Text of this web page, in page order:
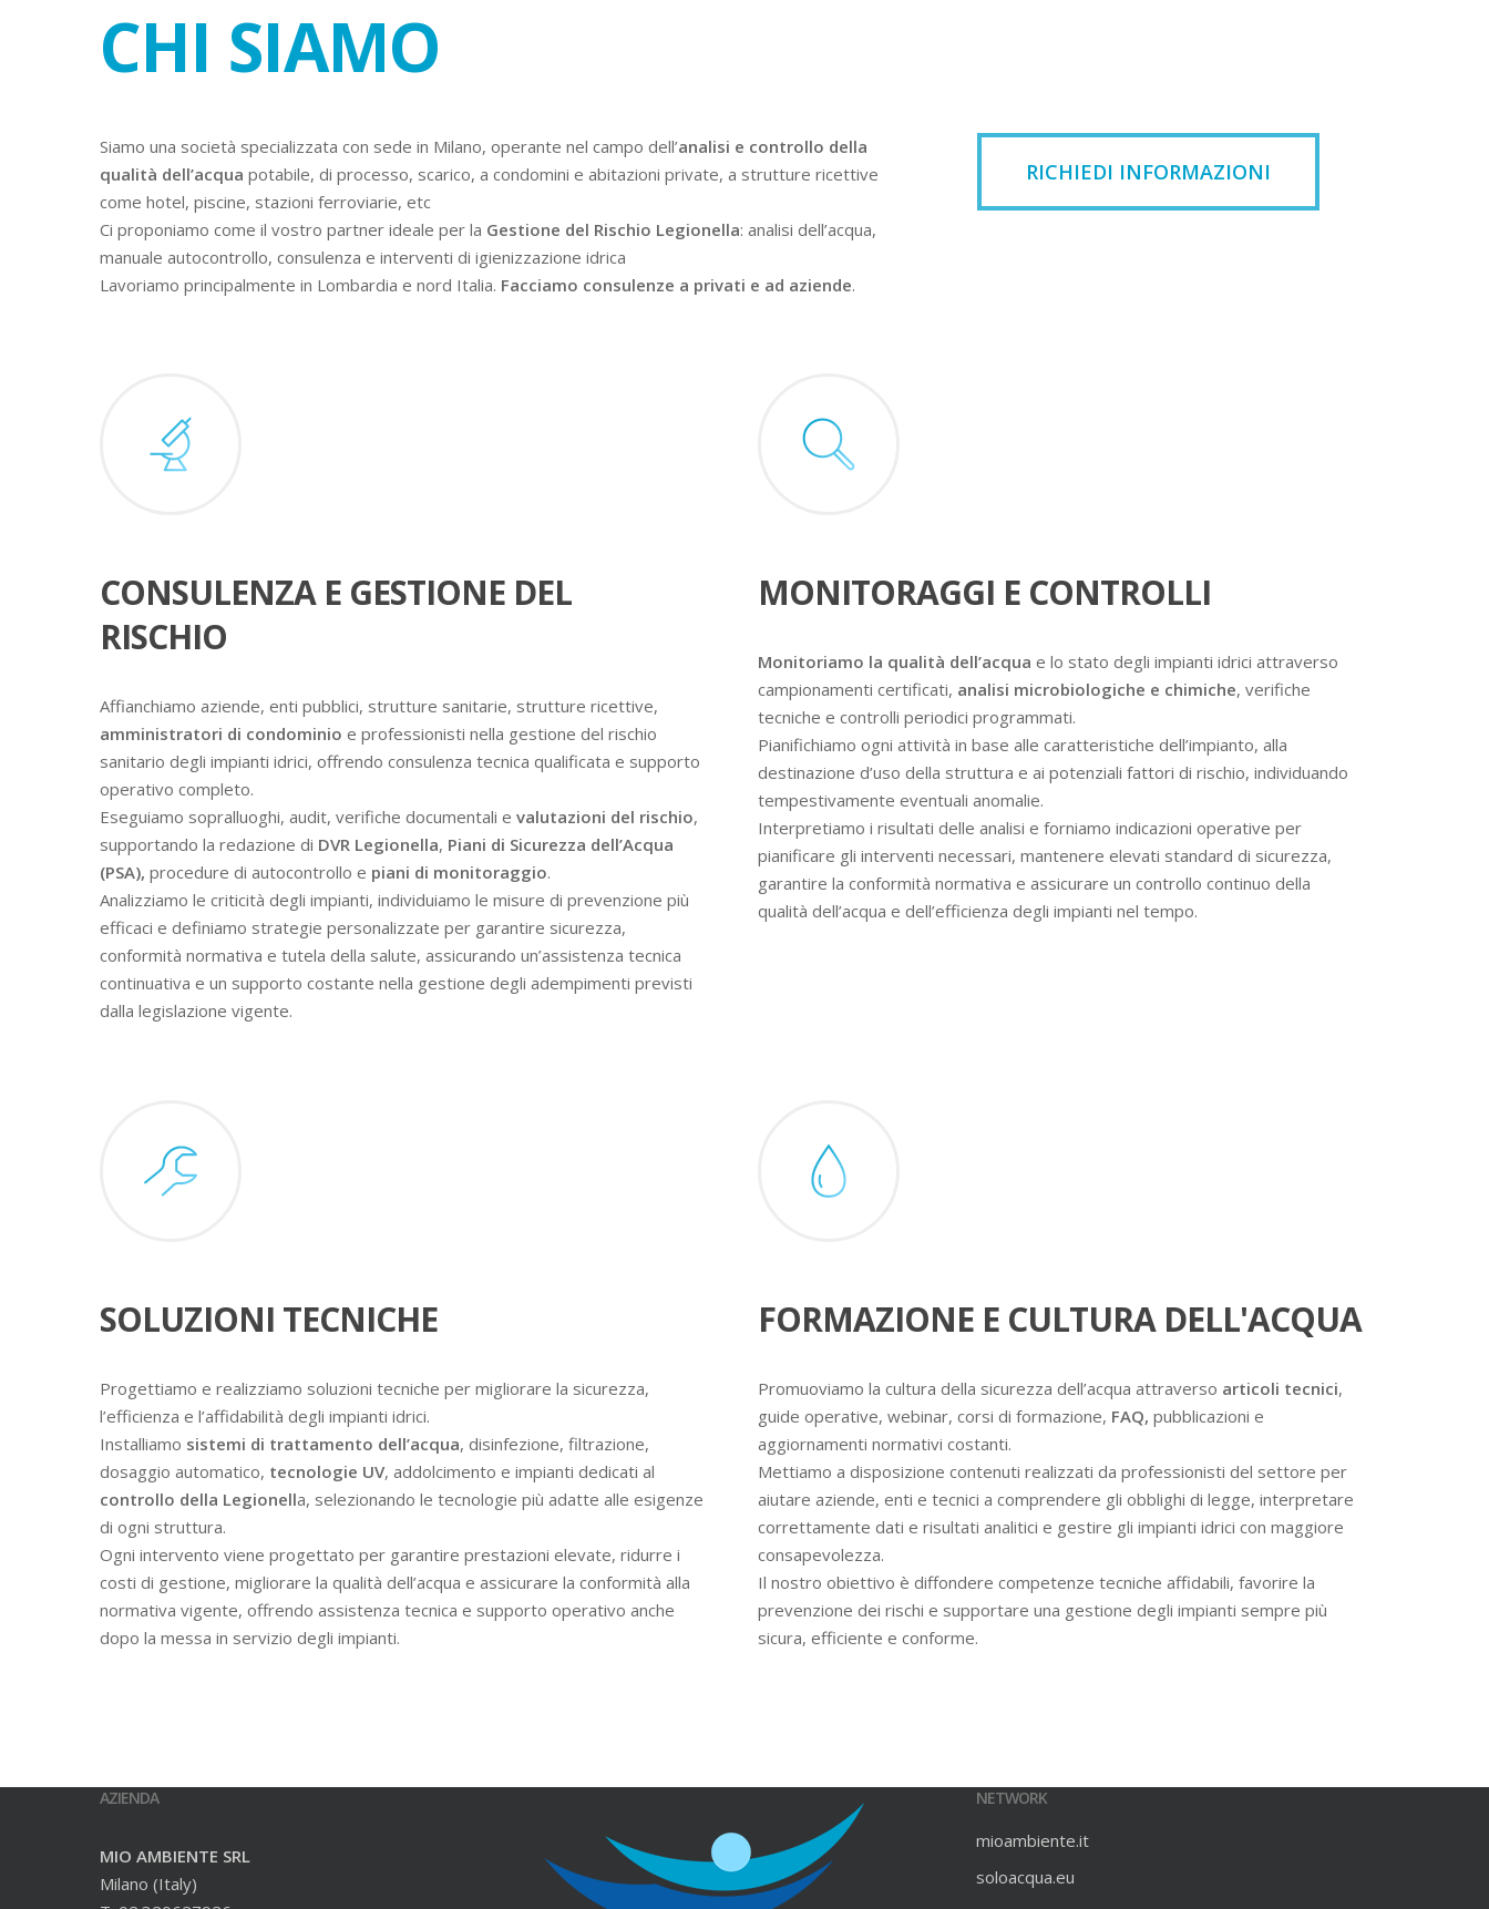
CHI SIAMO
Siamo una società specializzata con sede in Milano, operante nel campo dell’analisi e controllo della
qualità dell’acquapotabile, di processo, scarico, a condomini e abitazioni private, a strutture ricettive
come hotel, piscine, stazioni ferroviarie, etc
Ci proponiamo come il vostro partner ideale per la Gestione del Rischio Legionella: analisi dell’acqua,
manuale autocontrollo, consulenza e interventi di igienizzazione idrica
Lavoriamo principalmente in Lombardia e nord Italia. Facciamo consulenze a privati e ad aziende.
RICHIEDI INFORMAZIONI
CONSULENZA E GESTIONE DEL
RISCHIO
Affianchiamo aziende, enti pubblici, strutture sanitarie, strutture ricettive,
amministratori di condominio e professionisti nella gestione del rischio
sanitario degli impianti idrici, offrendo consulenza tecnica qualificata e supporto
operativo completo.
Eseguiamo sopralluoghi, audit, verifiche documentali evalutazioni del rischio,
supportando la redazione di DVR Legionella, Piani di Sicurezza dell’Acqua
(PSA), procedure di autocontrollo e piani di monitoraggio.
Analizziamo le criticità degli impianti, individuiamo le misure di prevenzione più
efficaci e definiamo strategie personalizzate per garantire sicurezza,
conformità normativa e tutela della salute, assicurando un’assistenza tecnica
continuativa e un supporto costante nella gestione degli adempimenti previsti
dalla legislazione vigente.
MONITORAGGI E CONTROLLI
Monitoriamo la qualità dell’acqua e lo stato degli impianti idrici attraverso
campionamenti certificati, analisi microbiologiche e chimiche, verifiche
tecniche e controlli periodici programmati.
Pianifichiamo ogni attività in base alle caratteristiche dell’impianto, alla
destinazione d’uso della struttura e ai potenziali fattori di rischio, individuando
tempestivamente eventuali anomalie.
Interpretiamo i risultati delle analisi e forniamo indicazioni operative per
pianificare gli interventi necessari, mantenere elevati standard di sicurezza,
garantire la conformità normativa e assicurare un controllo continuo della
qualità dell’acqua e dell’efficienza degli impianti nel tempo.
SOLUZIONI TECNICHE
Progettiamo e realizziamo soluzioni tecniche per migliorare la sicurezza,
l’efficienza e l’affidabilità degli impianti idrici.
Installiamo sistemi di trattamento dell’acqua, disinfezione, filtrazione,
dosaggio automatico, tecnologie UV, addolcimento e impianti dedicati al
controllo della Legionella, selezionando le tecnologie più adatte alle esigenze
di ogni struttura.
Ogni intervento viene progettato per garantire prestazioni elevate, ridurre i
costi di gestione, migliorare la qualità dell’acqua e assicurare la conformità alla
normativa vigente, offrendo assistenza tecnica e supporto operativo anche
dopo la messa in servizio degli impianti.
FORMAZIONE E CULTURA DELL'ACQUA
Promuoviamo la cultura della sicurezza dell’acqua attraverso articoli tecnici,
guide operative, webinar, corsi di formazione, FAQ, pubblicazioni e
aggiornamenti normativi costanti.
Mettiamo a disposizione contenuti realizzati da professionisti del settore per
aiutare aziende, enti e tecnici a comprendere gli obblighi di legge, interpretare
correttamente dati e risultati analitici e gestire gli impianti idrici con maggiore
consapevolezza.
Il nostro obiettivo è diffondere competenze tecniche affidabili, favorire la
prevenzione dei rischi e supportare una gestione degli impianti sempre più
sicura, efficiente e conforme.
AZIENDA
MIO AMBIENTE SRL
Milano (Italy)
NETWORK
mioambiente.it
soloacqua.eu